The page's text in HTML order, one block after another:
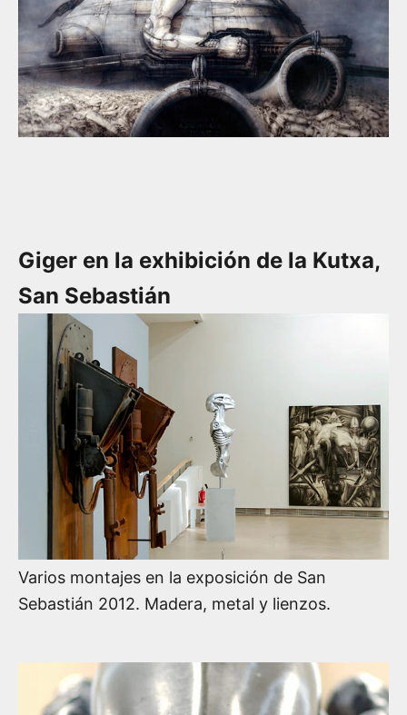
Giger en la exhibición de la Kutxa,
San Sebastián
Varios montajes en la exposición de San
Sebastián 2012. Madera, metal y lienzos.